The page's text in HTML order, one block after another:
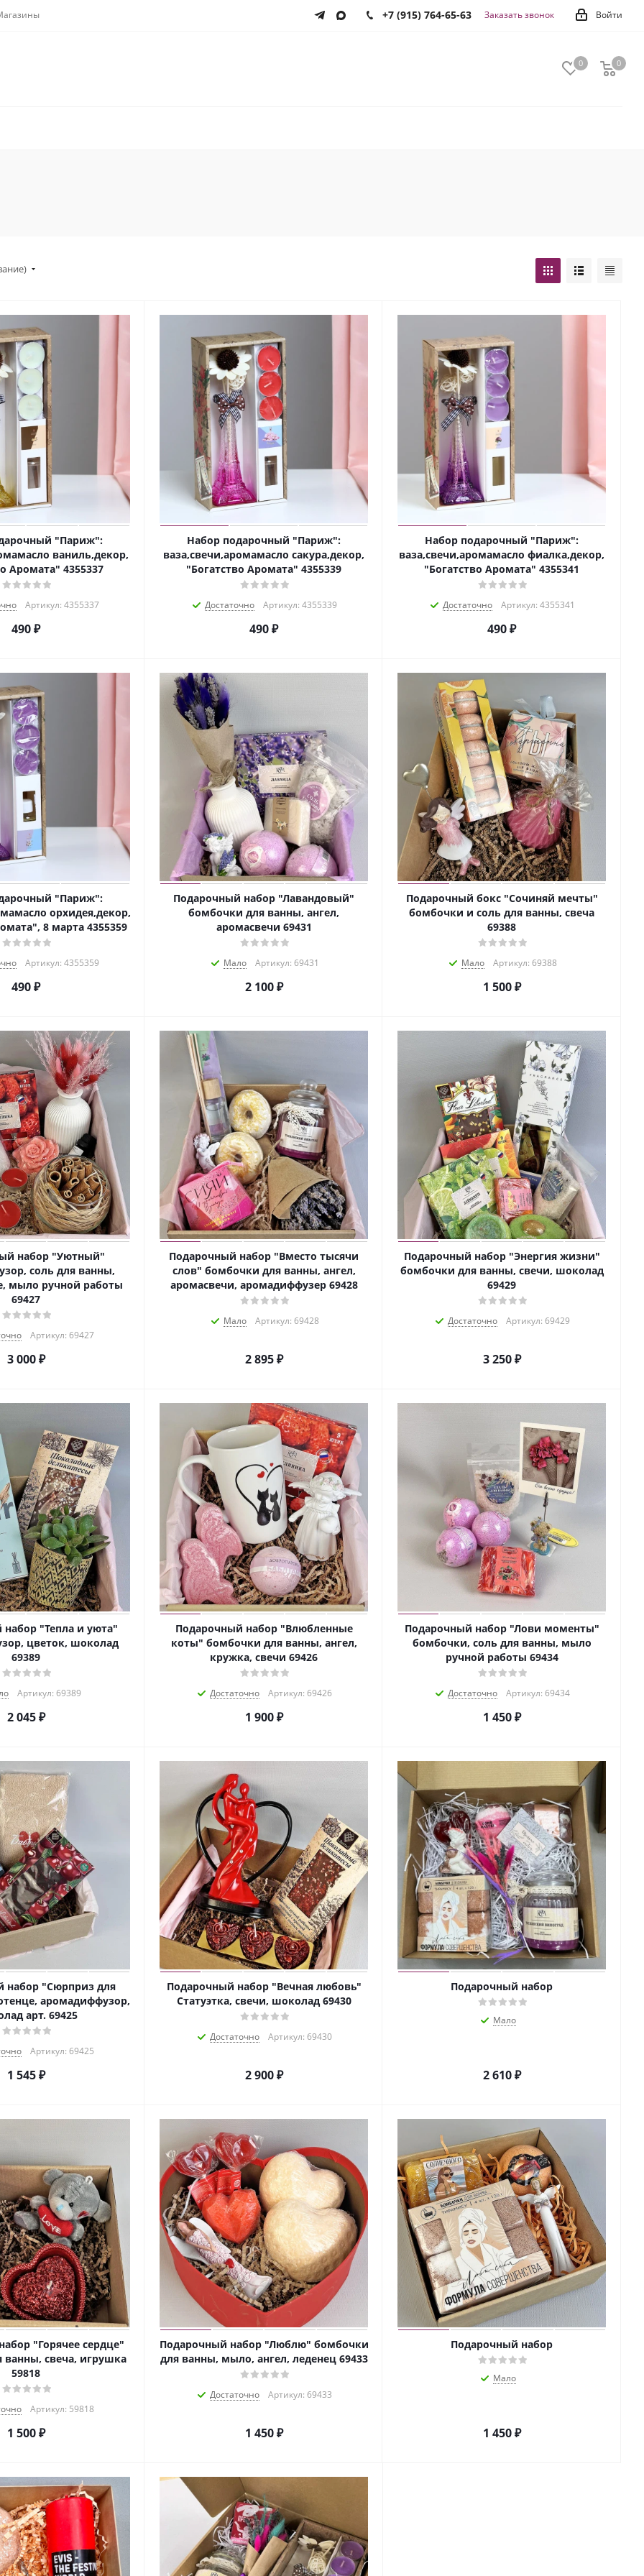
Войти
+7 (915) 764-65-63 Заказать звонок
0 0
0
"Париж":
ваниль,декор,
Аромата" 4355337
Артикул: 4355337
490₽
Набор подарочный "Париж":
ваза,свечи,аромамасло сакура,декор,
"Богатство Аромата" 4355339
Достаточно Артикул: 4355339
490₽
Набор подарочный "Париж":
ваза,свечи,аромамасло фиалка,декор,
"Богатство Аромата" 4355341
Достаточно Артикул: 4355341
490₽
"Париж":
орхидея,декор,
8 марта 4355359
Артикул: 4355359
490₽
Подарочный набор "Лавандовый"
бомбочки для ванны, ангел,
аромасвечи 69431
Мало Артикул: 69431
2 100₽
Подарочный бокс "Сочиняй мечты"
бомбочки и соль для ванны, свеча
69388
Мало Артикул: 69388
1 500₽
набор "Уютный"
соль для ванны,
мыло ручной работы
69427
Артикул: 69427
3 000₽
Подарочный набор "Вместо тысячи
слов" бомбочки для ванны, ангел,
аромасвечи, аромадиффузер 69428
Мало Артикул: 69428
2 895₽
Подарочный набор "Энергия жизни"
бомбочки для ванны, свечи, шоколад
69429
Достаточно Артикул: 69429
3 250₽
"Тепла и уюта"
цветок, шоколад
69389
Артикул: 69389
2 045₽
Подарочный набор "Влюбленные
коты" бомбочки для ванны, ангел,
кружка, свечи 69426
Достаточно Артикул: 69426
1 900₽
Подарочный набор "Лови моменты"
бомбочки, соль для ванны, мыло
ручной работы 69434
Достаточно Артикул: 69434
1 450₽
набор "Сюрприз для
аромадиффузор,
арт. 69425
Артикул: 69425
1 545₽
Подарочный набор "Вечная любовь"
Статуэтка, свечи, шоколад 69430
Достаточно Артикул: 69430
2 900₽
Подарочный набор
Мало
2 610₽
"Горячее сердце"
свеча, игрушка
59818
Артикул: 59818
1 500₽
Подарочный набор "Люблю" бомбочки
для ванны, мыло, ангел, леденец 69433
Достаточно Артикул: 69433
1 450₽
Подарочный набор
Мало
1 450₽